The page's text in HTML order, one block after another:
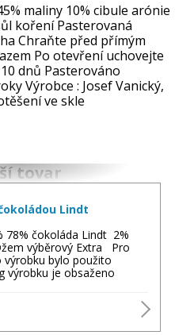
maliny 10% cibule arónie
koření Pasterovaná
Chraňte před přímým
Po otevření uchovejte
dnů Pasterováno
Výrobce : Josef Vanický,
ve skle
tovar
Lindt
78% čokoláda Lindt 2%
výběrový Extra Pro
bylo použito
výrobku je obsaženo